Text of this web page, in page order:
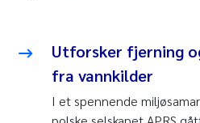
Utforsker fjerning
fra vannkilder
I et spennende